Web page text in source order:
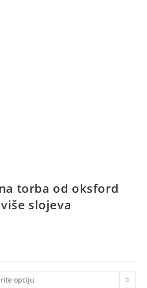
torba od oksford
slojeva
opciju